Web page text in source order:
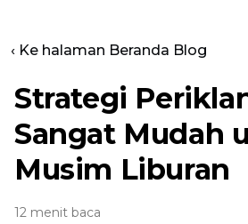
‹ Ke halaman Beranda Blog
Strategi
Sangat Mudah
Musim Liburan
12 menit baca